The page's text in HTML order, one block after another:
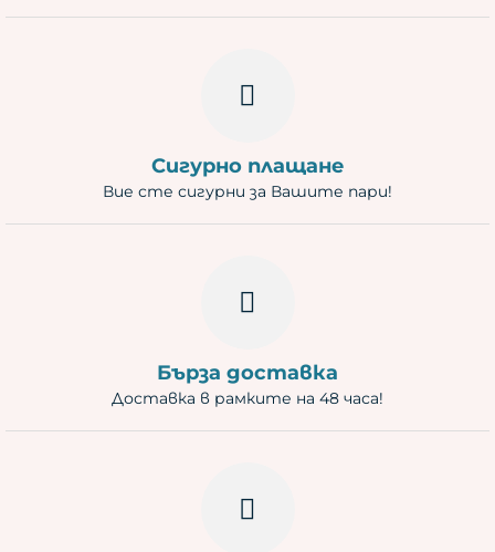
Сигурно плащане
Вие сте сигурни за Вашите пари!
Бърза доставка
Доставка в рамките на 48 часа!